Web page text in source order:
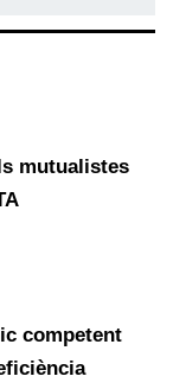
mutualistes
competent